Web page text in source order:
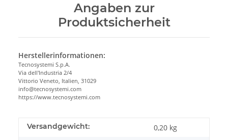
Angaben zur
Produktsicherheit
Herstellerinformationen:
Tecnosystemi S.p.A.
Via dell'Industria 2/4
Vittorio Veneto, Italien, 31029
info@tecnosystemi.com
https://www.tecnosystemi.com
Versandgewicht: 0,20 kg